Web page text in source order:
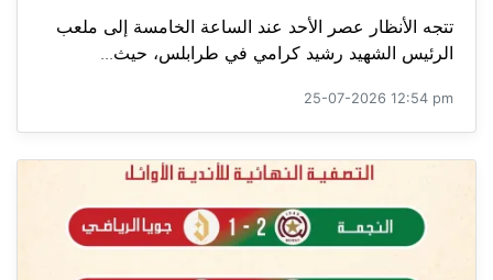
تتجه الأنظار عصر الأحد عند الساعة الخامسة إلى ملعب
الرئيس الشهيد رشيد كرامي في طرابلس، حيث...
25-07-2026 12:54 pm